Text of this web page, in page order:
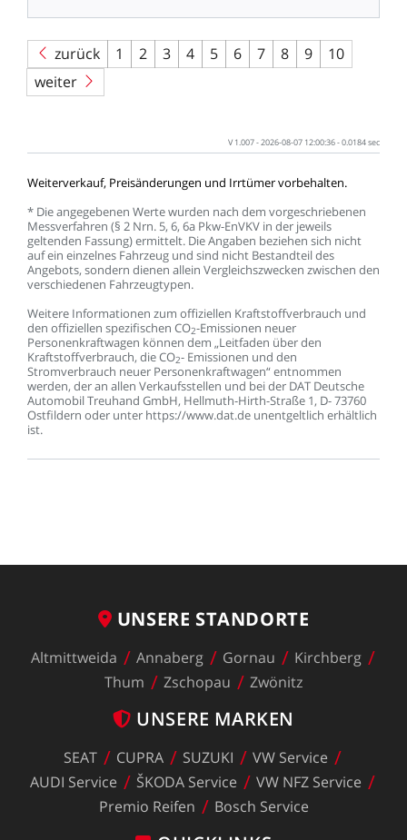
zurück 1 2 3 4 5 6 7 8 9
10
weiter
V 1.007-2026-08-07 12:00:36-0.0184sec
Weiterverkauf, Preisänderungen und Irrtümervorbehalten.
* Dieangegebenen Wertewurden nach dem vorgeschriebenen
Messverfahren (§ 2 Nrn. 5, 6, 6a Pkw-EnVKV in der jeweils
geltenden Fassung)ermittelt. DieAngaben beziehen sich nicht
aufein einzelnes Fahrzeug und sind nicht Bestandteildes
Angebots, sondern dienen allein Vergleichszwecken zwischen den
verschiedenen Fahrzeugtypen.
Weitere Informationen zum offiziellen Kraftstoffverbrauch und
den offiziellen spezifischen CO2-Emissionen neuer
Personenkraftwagen können dem „Leitfaden überden
Kraftstoffverbrauch, dieCO2- Emissionen und den
Stromverbrauch neuer Personenkraftwagen“entnommen
werden, deran allen Verkaufsstellen und beider DAT Deutsche
AutomobilTreuhand GmbH, Hellmuth-Hirth-Straße 1, D-73760
Ostfildern oder unter https://www.dat.de unentgeltlich erhältlich
ist.
UNSERE STANDORTE
Altmittweida Annaberg Gornau
Kirchberg
Thum
Zschopau Zwönitz
UNSERE MARKEN
SEAT CUPRA SUZUKI VW Service
AUDI Service ŠKODA Service VW NFZ Service
Premio Reifen Bosch Service